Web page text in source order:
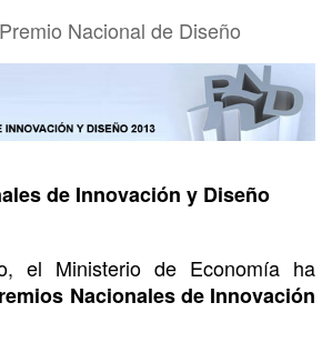
Nacional de Diseño
Nacional de Diseño
de Innovación y Diseño
el Ministerio de Economía ha
Nacionales de Innovación